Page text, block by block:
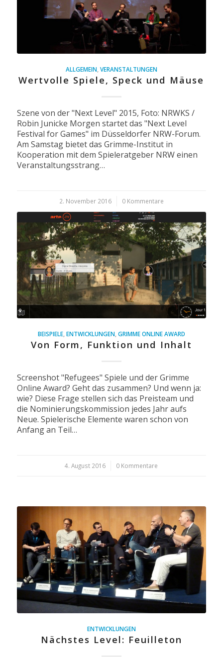
ALLGEMEIN, VERANSTALTUNGEN
Wertvolle Spiele, Speck und Mäuse
Szene von der "Next Level" 2015, Foto: NRWKS /
Robin Junicke Morgen startet das "Next Level
Festival for Games" im Düsseldorfer NRW-Forum.
Am Samstag bietet das Grimme-Institut in
Kooperation mit dem Spieleratgeber NRW einen
Veranstaltungsstrang…
2. November 2016
/ 0 Kommentare
BEISPIELE,ENTWICKLUNGEN,GRIMME ONLINE AWARD
Von Form, Funktion und Inhalt
Screenshot "Refugees" Spiele und der Grimme
Online Award? Geht das zusammen? Und wenn ja:
wie? Diese Frage stellen sich das Preisteam und
die Nominierungskommission jedes Jahr aufs
Neue. Spielerische Elemente waren schon von
Anfang an Teil…
4. August 2016
/ 0 Kommentare
ENTWICKLUNGEN
Nächstes Level: Feuilleton